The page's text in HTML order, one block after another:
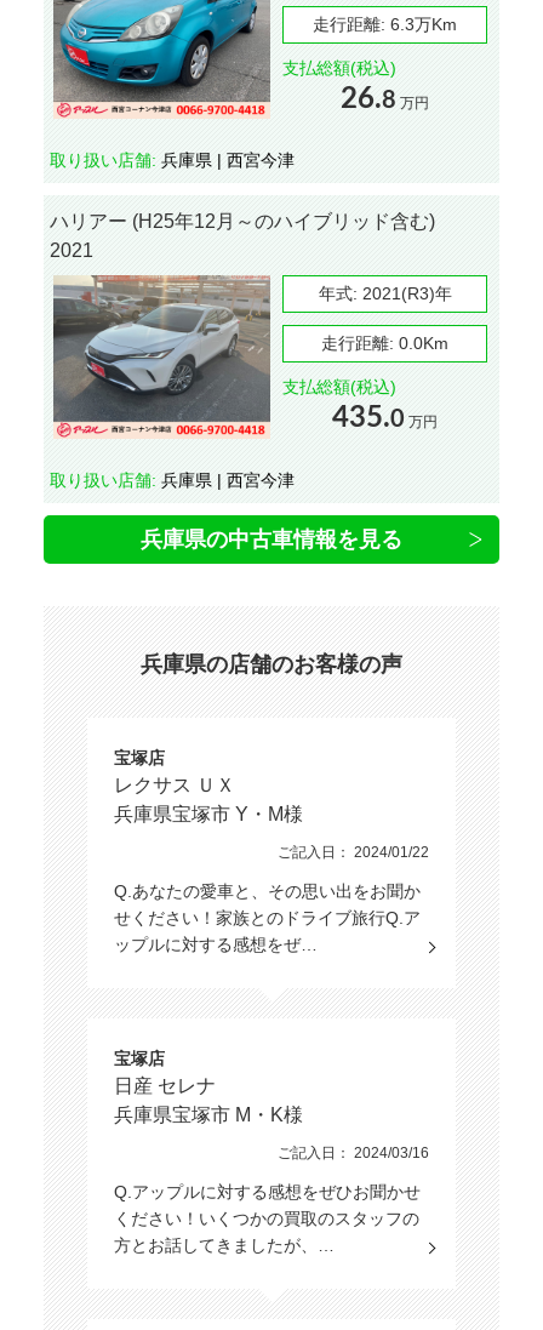
走行距離: 6.3万Km
支払総額(税込)
26.8 万円
取り扱い店舗: 兵庫県 | 西宮今津
ハリアー (H25年12月～のハイブリッド含む)
2021
年式: 2021(R3)年
走行距離: 0.0Km
支払総額(税込)
435.0 万円
取り扱い店舗: 兵庫県 | 西宮今津
兵庫県の中古車情報を見る
兵庫県の店舗のお客様の声
宝塚店
レクサス ＵＸ
兵庫県宝塚市 Y・M様
ご記入日： 2024/01/22
Q.あなたの愛車と、その思い出をお聞か
せください！家族とのドライブ旅行Q.ア
ップルに対する感想をぜ…
宝塚店
日産 セレナ
兵庫県宝塚市 M・K様
ご記入日： 2024/03/16
Q.アップルに対する感想をぜひお聞かせ
ください！いくつかの買取のスタッフの
方とお話してきましたが、…